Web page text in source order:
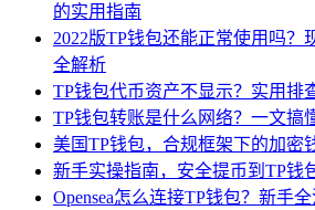
的实用指南
2022版TP钱包还能正常使用吗？
全解析
TP钱包代币资产不显示？实用排
TP钱包转账是什么网络？一文搞
美国TP钱包，合规框架下的加密
新手实操指南，安全提币到TP钱
Opensea怎么连接TP钱包？新手